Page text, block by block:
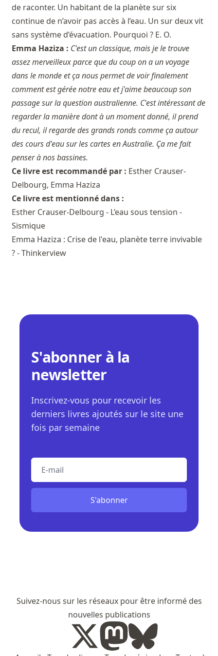
de raconter. Un habitant de la planète sur six
continue de n’avoir pas accès à l’eau. Un sur deux vit
sans système d’évacuation. Pourquoi ? E. O.
Emma Haziza : C'est un classique, mais je le trouve
assez merveilleux parce que du coup on a un voyage
dans le monde et ça nous permet de voir finalement
comment est gérée notre eau et j'aime beaucoup son
passage sur la question australienne. C'est intéressant de
regarder la manière dont à un moment donné, il prend
du recul, il regarde des grands ronds comme ça autour
des cours d'eau sur les cartes en Australie. Ça me fait
penser à nos bassines.
Ce livre est recommandé par : Esther Crauser-
Delbourg, Emma Haziza
Ce livre est mentionné dans :
Esther Crauser-Delbourg - L’eau sous tension -
Sismique
Emma Haziza : Crise de l'eau, planète terre invivable
? - Thinkerview
S'abonner à la
newsletter
Inscrivez-vous pour recevoir les
derniers livres ajoutés sur le site une
fois par semaine
S'abonner
Suivez-nous sur les réseaux pour être informé des
nouvelles publications